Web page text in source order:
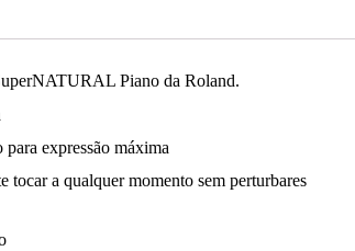
Piano da Roland.
expressão máxima
tocar a qualquer momento sem perturbares